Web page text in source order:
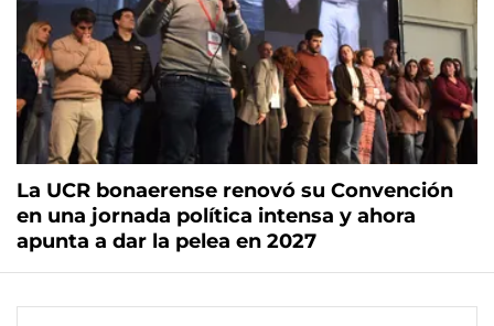
La UCR bonaerense renovó su Convención
en una jornada política intensa y ahora
apunta a dar la pelea en 2027